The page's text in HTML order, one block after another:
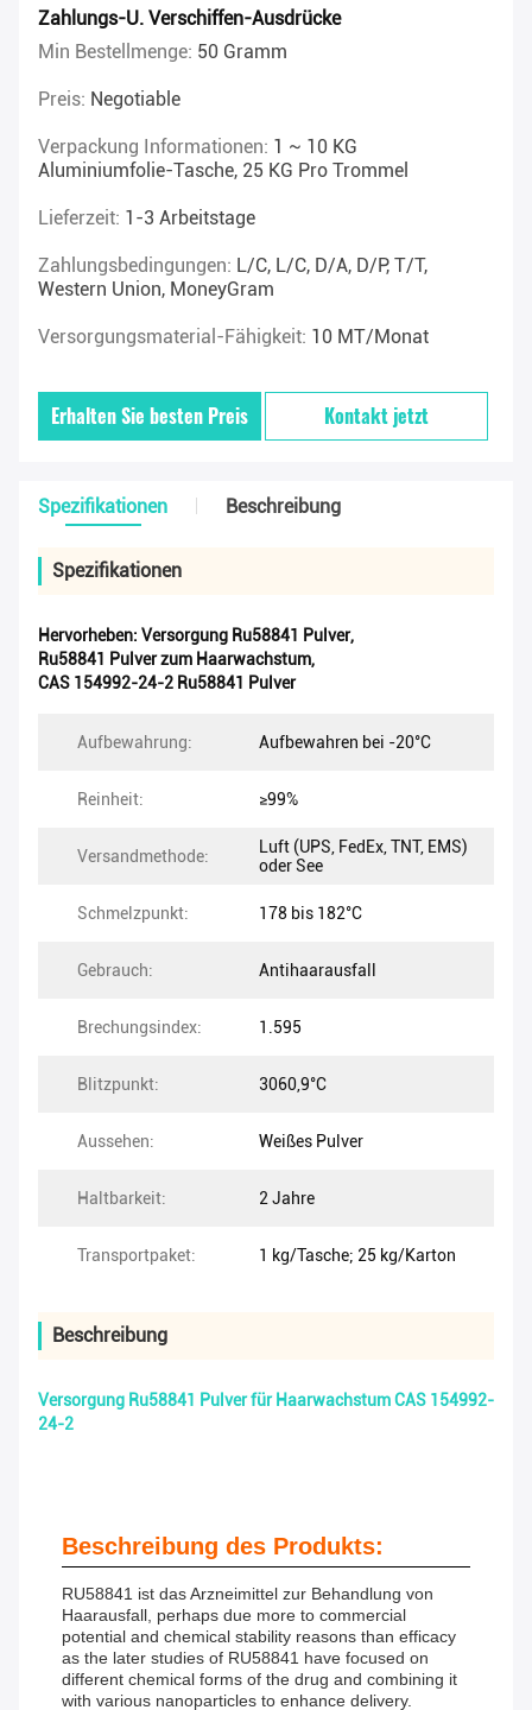
Zahlungs-U. Verschiffen-Ausdrücke
Min Bestellmenge: 50 Gramm
Preis: Negotiable
Verpackung Informationen: 1 ~ 10 KG
Aluminiumfolie-Tasche, 25 KG Pro Trommel
Lieferzeit: 1-3 Arbeitstage
Zahlungsbedingungen: L/C, L/C, D/A, D/P, T/T,
Western Union, MoneyGram
Versorgungsmaterial-Fähigkeit: 10 MT/Monat
Erhalten Sie besten Preis Kontakt jetzt
Spezifikationen Beschreibung
Spezifikationen
Hervorheben: Versorgung Ru58841 Pulver,
Ru58841 Pulver zum Haarwachstum,
CAS 154992-24-2 Ru58841 Pulver
Aufbewahrung: Aufbewahren bei -20°C
Reinheit: ≥99%
Versandmethode:
Luft (UPS, FedEx, TNT, EMS)
oder See
Schmelzpunkt: 178 bis 182°C
Gebrauch: Antihaarausfall
Brechungsindex: 1.595
Blitzpunkt: 3060,9°C
Aussehen: Weißes Pulver
Haltbarkeit: 2 Jahre
Transportpaket: 1 kg/Tasche; 25 kg/Karton
Beschreibung
Versorgung Ru58841 Pulver für Haarwachstum CAS 154992-
24-2
Beschreibung des Produkts:
RU58841 ist das Arzneimittel zur Behandlung von
Haarausfall, perhaps due more to commercial
potential and chemical stability reasons than efficacy
as the later studies of RU58841 have focused on
different chemical forms of the drug and combining it
with various nanoparticles to enhance delivery.